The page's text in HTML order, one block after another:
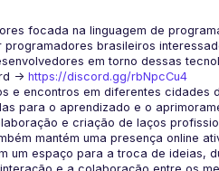
focada na linguagem de
brasileiros
-> https://discord.gg/rbNpcCu4
e encontros em diferentes cidades
para o aprendizado e o
mantém uma presença online
um espaço para a troca de ideias,